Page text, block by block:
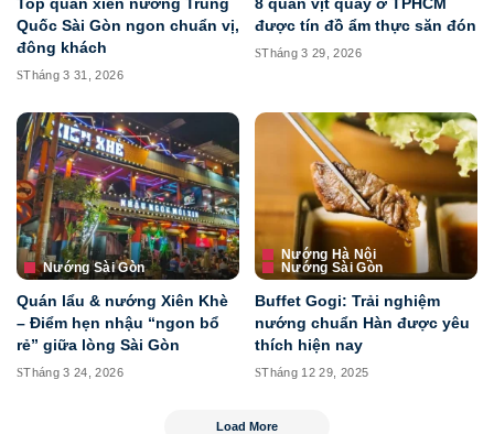
Top quán xiên nướng Trung
Quốc Sài Gòn ngon chuẩn vị,
đông khách
Tháng 3 31, 2026
8 quán vịt quay ở TPHCM
được tín đồ ẩm thực săn đón
Tháng 3 29, 2026
Nướng Sài Gòn
Quán lẩu & nướng Xiên Khè
– Điểm hẹn nhậu “ngon bổ
rẻ” giữa lòng Sài Gòn
Tháng 3 24, 2026
Nướng Hà Nội
Nướng Sài Gòn
Buffet Gogi: Trải nghiệm
nướng chuẩn Hàn được yêu
thích hiện nay
Tháng 12 29, 2025
Load More